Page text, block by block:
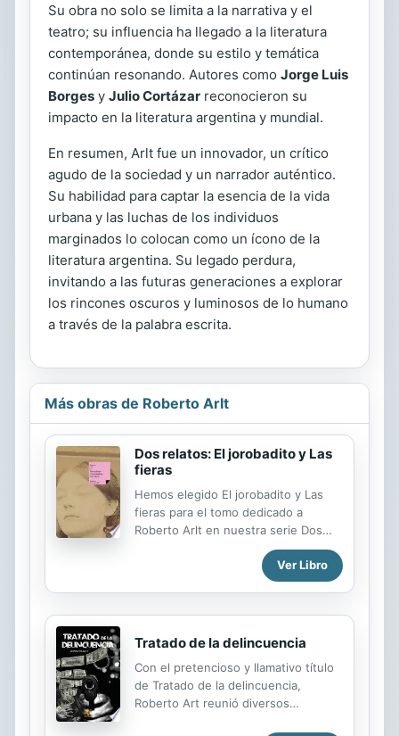
Su obra no solo se limita a la narrativa y el
teatro; su influencia ha llegado a la literatura
contemporánea, donde su estilo y temática
continúan resonando. Autores como Jorge Luis
Borges y Julio Cortázar reconocieron su
impacto en la literatura argentina y mundial.
En resumen, Arlt fue un innovador, un crítico
agudo de la sociedad y un narrador auténtico.
Su habilidad para captar la esencia de la vida
urbana y las luchas de los individuos
marginados lo colocan como un ícono de la
literatura argentina. Su legado perdura,
invitando a las futuras generaciones a explorar
los rincones oscuros y luminosos de lo humano
a través de la palabra escrita.
Más obras de Roberto Arlt
Dos relatos: El jorobadito y Las
fieras
Hemos elegido El jorobadito y Las
fieras para el tomo dedicado a
Roberto Arlt en nuestra serie Dos
relatos. En ella hemos venido
publicando libros breves compuestos
siempre de dos narraciones. En El
cuentos, Roberto Arlt trata temas
oscuros. Aquí se habla del crimen, la
moral burguesa. El narrador está
encerrado en un calabozo por haber
estrangulado a Rigoletto, el
Ver Libro
Tratado de la delincuencia
Con el pretencioso y llamativo título
de Tratado de la delincuencia,
Roberto Art reunió diversos